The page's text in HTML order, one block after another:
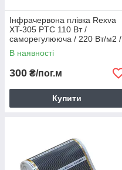
Інфрачервона плівка Rexva
XT-305 PTC 110 Вт /
саморегулююча / 220 Вт/м2 /
ширина 50 см / 45°C max
В наявності
300 ₴/пог.м
Купити